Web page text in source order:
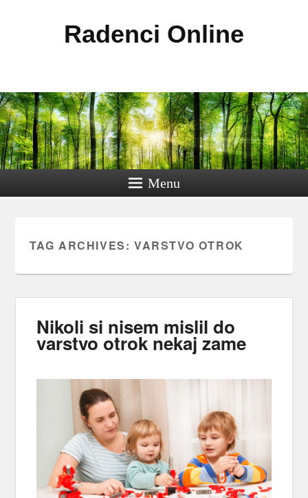
Radenci Online
Menu
TAG ARCHIVES: VARSTVO OTROK
Nikoli si nisem mislil do
varstvo otrok nekaj zame